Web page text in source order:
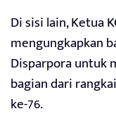
Di sisi lain, Ketua
mengungkapkan
Disparpora untuk
bagian dari
ke-76.